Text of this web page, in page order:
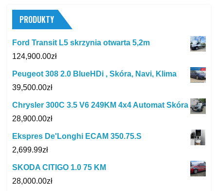
PRODUKTY
Ford Transit L5 skrzynia otwarta 5,2m
124,900.00zł
Peugeot 308 2.0 BlueHDi , Skóra, Navi, Klima
39,500.00zł
Chrysler 300C 3.5 V6 249KM 4x4 Automat Skóra
28,900.00zł
Ekspres De'Longhi ECAM 350.75.S
2,699.99zł
SKODA CITIGO 1.0 75 KM
28,000.00zł